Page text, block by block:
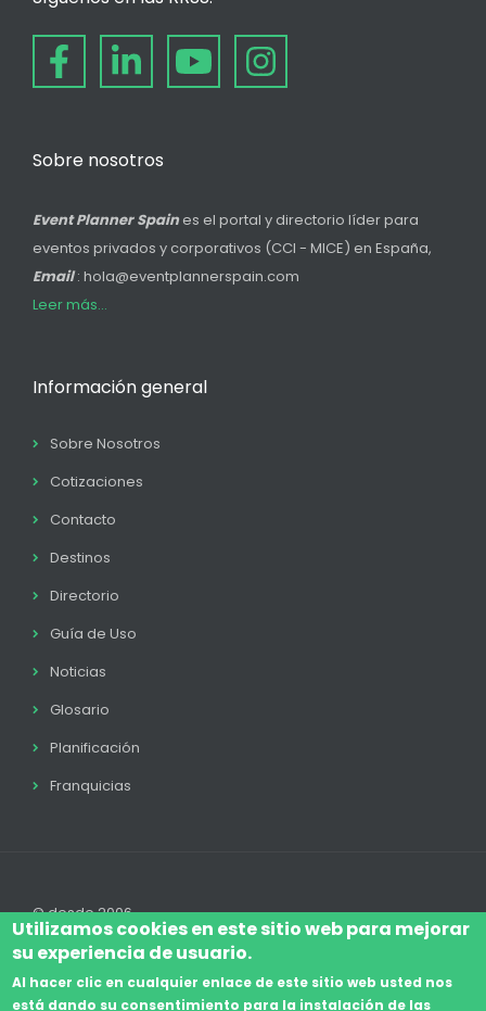
Sobre nosotros
Event Planner Spain es el portal y directorio líder para
eventos privados y corporativos (CCI - MICE) en España,
Email: hola@eventplannerspain.com
Leer más...
Información general
Sobre Nosotros
Cotizaciones
Contacto
Destinos
Directorio
Guía de Uso
Noticias
Glosario
Planificación
Franquicias
© desde 2006
Utilizamos cookies en este sitio web para mejorar
su experiencia de usuario.
Al hacer clic en cualquier enlace de este sitio web usted nos
está dando su consentimiento para la instalación de las